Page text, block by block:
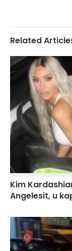
Related
Kim
Angelesit, u